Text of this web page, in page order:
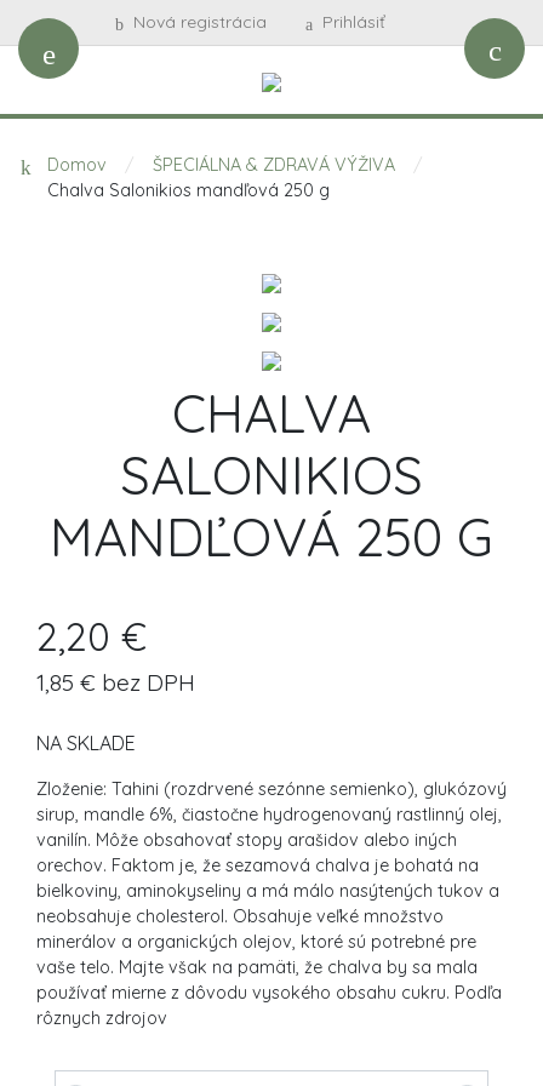
Nová registrácia Prihlásiť
Domov / ŠPECIÁLNA & ZDRAVÁ VÝŽIVA
/
Chalva Salonikios mandľová 250 g
CHALVA
SALONIKIOS
MANDĽOVÁ 250 G
2,20 €
1,85 € bez DPH
NA SKLADE
Zloženie: Tahini (rozdrvené sezónne semienko), glukózový
sirup, mandle 6%, čiastočne hydrogenovaný rastlinný olej,
vanilín. Môže obsahovať stopy arašidov alebo iných
orechov. Faktom je, že sezamová chalva je bohatá na
bielkoviny, aminokyseliny a má málo nasýtených tukov a
neobsahuje cholesterol. Obsahuje veľké množstvo
minerálov a organických olejov, ktoré sú potrebné pre
vaše telo. Majte však na pamäti, že chalva by sa mala
používať mierne z dôvodu vysokého obsahu cukru. Podľa
rôznych zdrojov